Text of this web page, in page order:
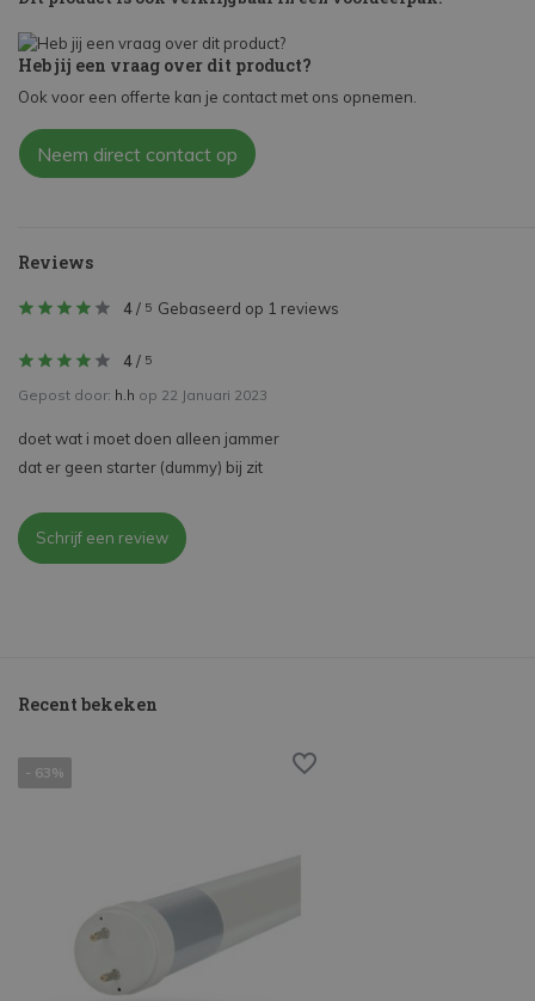
Heb jij een vraag over dit product?
Ook voor een offerte kan je contact met ons opnemen.
Neem direct contact op
Reviews
4/ 5 Gebaseerd op 1 reviews
4/ 5
Gepost door: h.h op 22 Januari 2023
doet wat i moet doen alleen jammer
dat er geen starter (dummy) bij zit
Schrijf een review
Recent bekeken
- 63%